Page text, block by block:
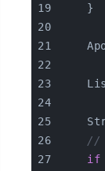
    }
//
if